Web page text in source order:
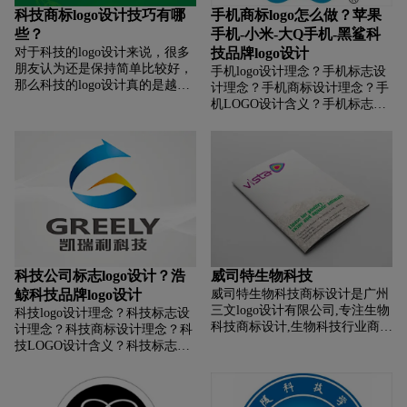
科技商标logo设计技巧有哪
些？
对于科技的logo设计来说，很多
朋友认为还是保持简单比较好，
那么科技的logo设计真的是越简
手机商标logo怎么做？苹果
手机-小米-大Q手机-黑鲨科
技品牌logo设计
手机logo设计理念？手机标志设
计理念？手机商标设计理念？手
机LOGO设计含义？手机标志设
设计手机品牌？
科技公司标志logo设计？浩
鲸科技品牌logo设计
科技logo设计理念？科技标志设
计理念？科技商标设计理念？科
技LOGO设计含义？科技标志设
何设计科技商标？如何设计科技
标志？如何设计科技logo？如何
威司特生物科技
威司特生物科技商标设计是广州
三文logo设计有限公司,专注生物
科技商标设计,生物科技行业商标
商商标设计,商标设计前期提供
LOGO整体策划,照片拍摄,文案